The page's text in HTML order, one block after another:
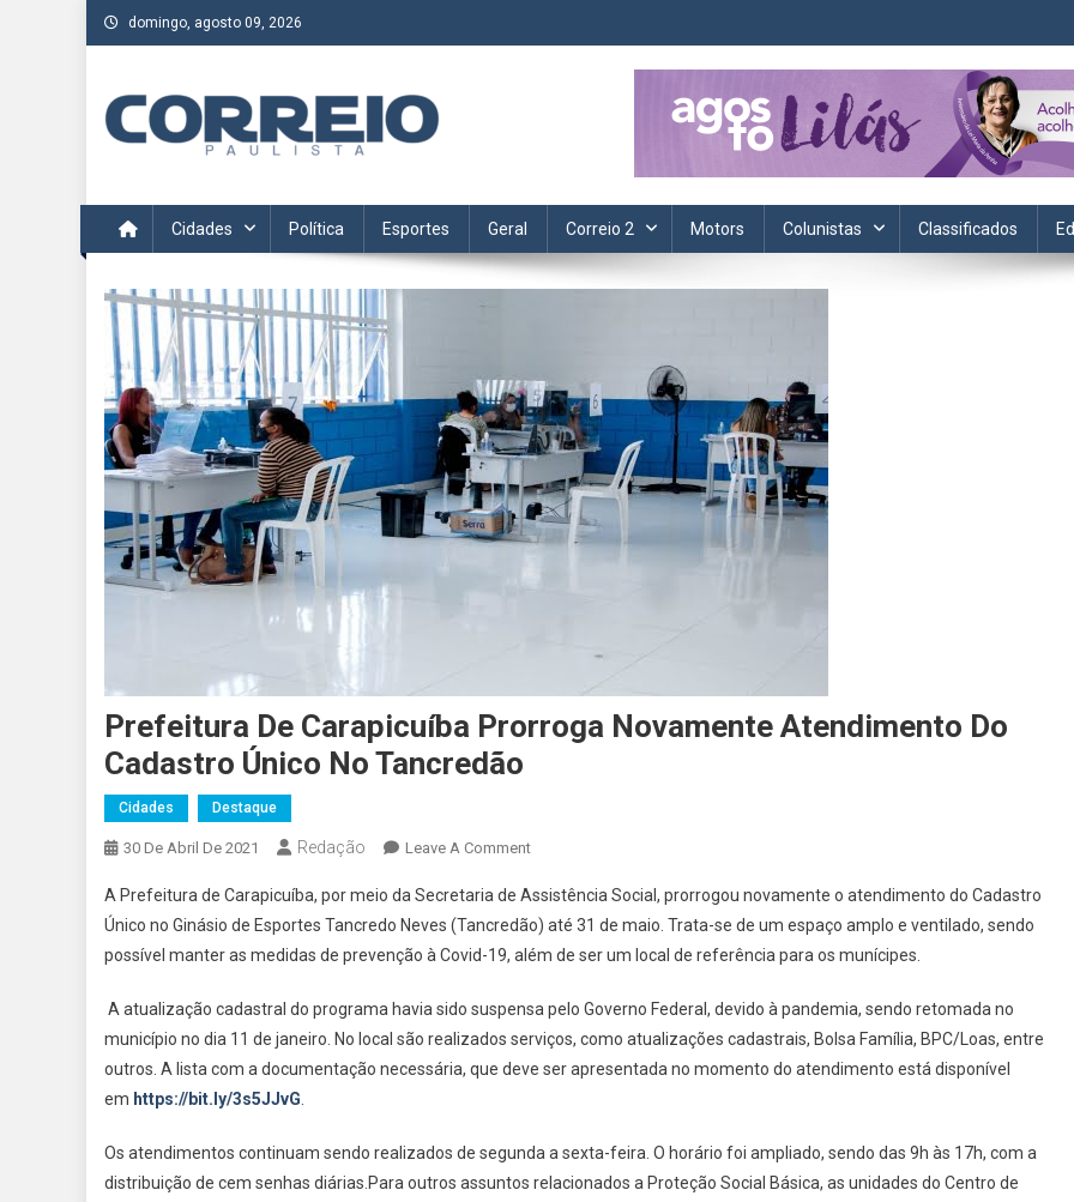
Skip
to
domingo, agosto 09, 2026
Acompanhe as últimas notícias da região no Correio Paulista. Informação, política, saúde, economia, esportes e cotidiano.
Cidades Política Esportes Geral Correio 2 Motors Colunistas Classificados
Prefeitura De Carapicuíba Prorroga Novamente Atendimento Do
Cadastro Único No Tancredão
Cidades Destaque
30 De Abril De 2021 Redação Leave A CommentOn
De
Carapicuíba
Prorroga
Atendimento
Do
Cadastro
Tancredão
A Prefeitura de Carapicuíba, por meio da Secretaria de Assistência Social, prorrogou novamente o atendimento do Cadastro
Único no Ginásio de Esportes Tancredo Neves (Tancredão) até 31 de maio. Trata-se de um espaço amplo e ventilado, sendo
possível manter as medidas de prevenção à Covid-19, além de ser um local de referência para os munícipes.
A atualização cadastral do programa havia sido suspensa pelo Governo Federal, devido à pandemia, sendo retomada no
município no dia 11 de janeiro. No local são realizados serviços, como atualizações cadastrais, Bolsa Família, BPC/Loas, entre
outros. A lista com a documentação necessária, que deve ser apresentada no momento do atendimento está disponível
em https://bit.ly/3s5JJvG
Os atendimentos continuam sendo realizados de segunda a sexta-feira. O horário foi ampliado, sendo das 9h às 17h, com a
distribuição de cem senhas diárias.Para outros assuntos relacionados a Proteção Social Básica, as unidades do Centro de